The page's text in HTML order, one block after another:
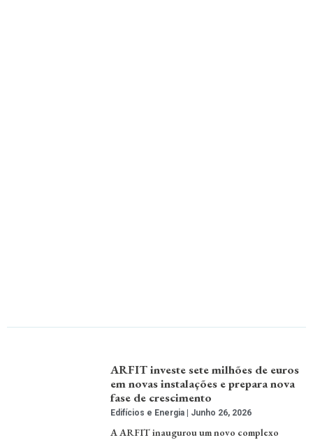
ARFIT investe sete milhões de euros
em novas instalações e prepara nova
fase de crescimento
Edifícios e Energia Junho 26, 2026
A ARFIT inaugurou um novo complexo